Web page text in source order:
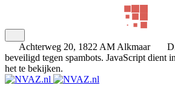
Achterweg 20, 1822 AM Alkmaar
beveiligd tegen spambots. JavaScript dient
het te bekijken.